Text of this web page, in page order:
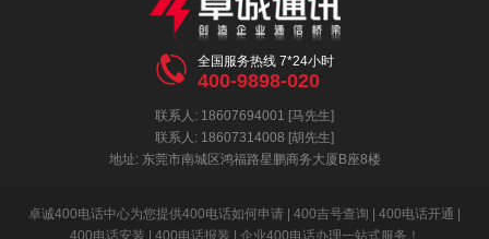
 全国服务热线 7*24小时
400-9898-020
联系人: 18607694001 [马先生]
联系人: 18607314008 [胡先生]
地址: 东莞市南城区鸿福路星鹏商务大厦B座8楼
卓诚400电话中心为您提供400电话如何申请 | 400吉号查询 | 400电话开通 |
400电话安装 | 400电话报装 | 企业400电话办理一站式服务！